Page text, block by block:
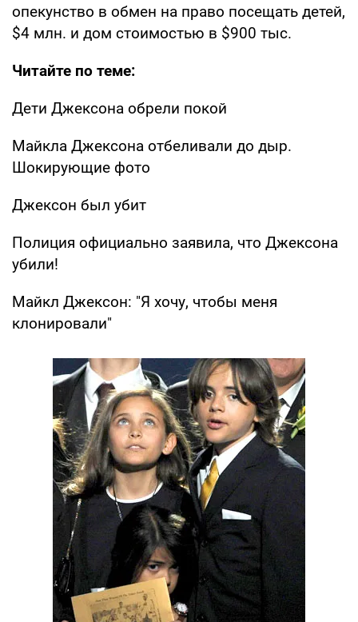
опекунство в обмен на право посещать детей,
$4 млн. и дом стоимостью в $900 тыс.
Читайте по теме:
Дети Джексона обрели покой
Майкла Джексона отбеливали до дыр.
Шокирующие фото
Джексон был убит
Полиция официально заявила, что Джексона
убили!
Майкл Джексон: "Я хочу, чтобы меня
клонировали"